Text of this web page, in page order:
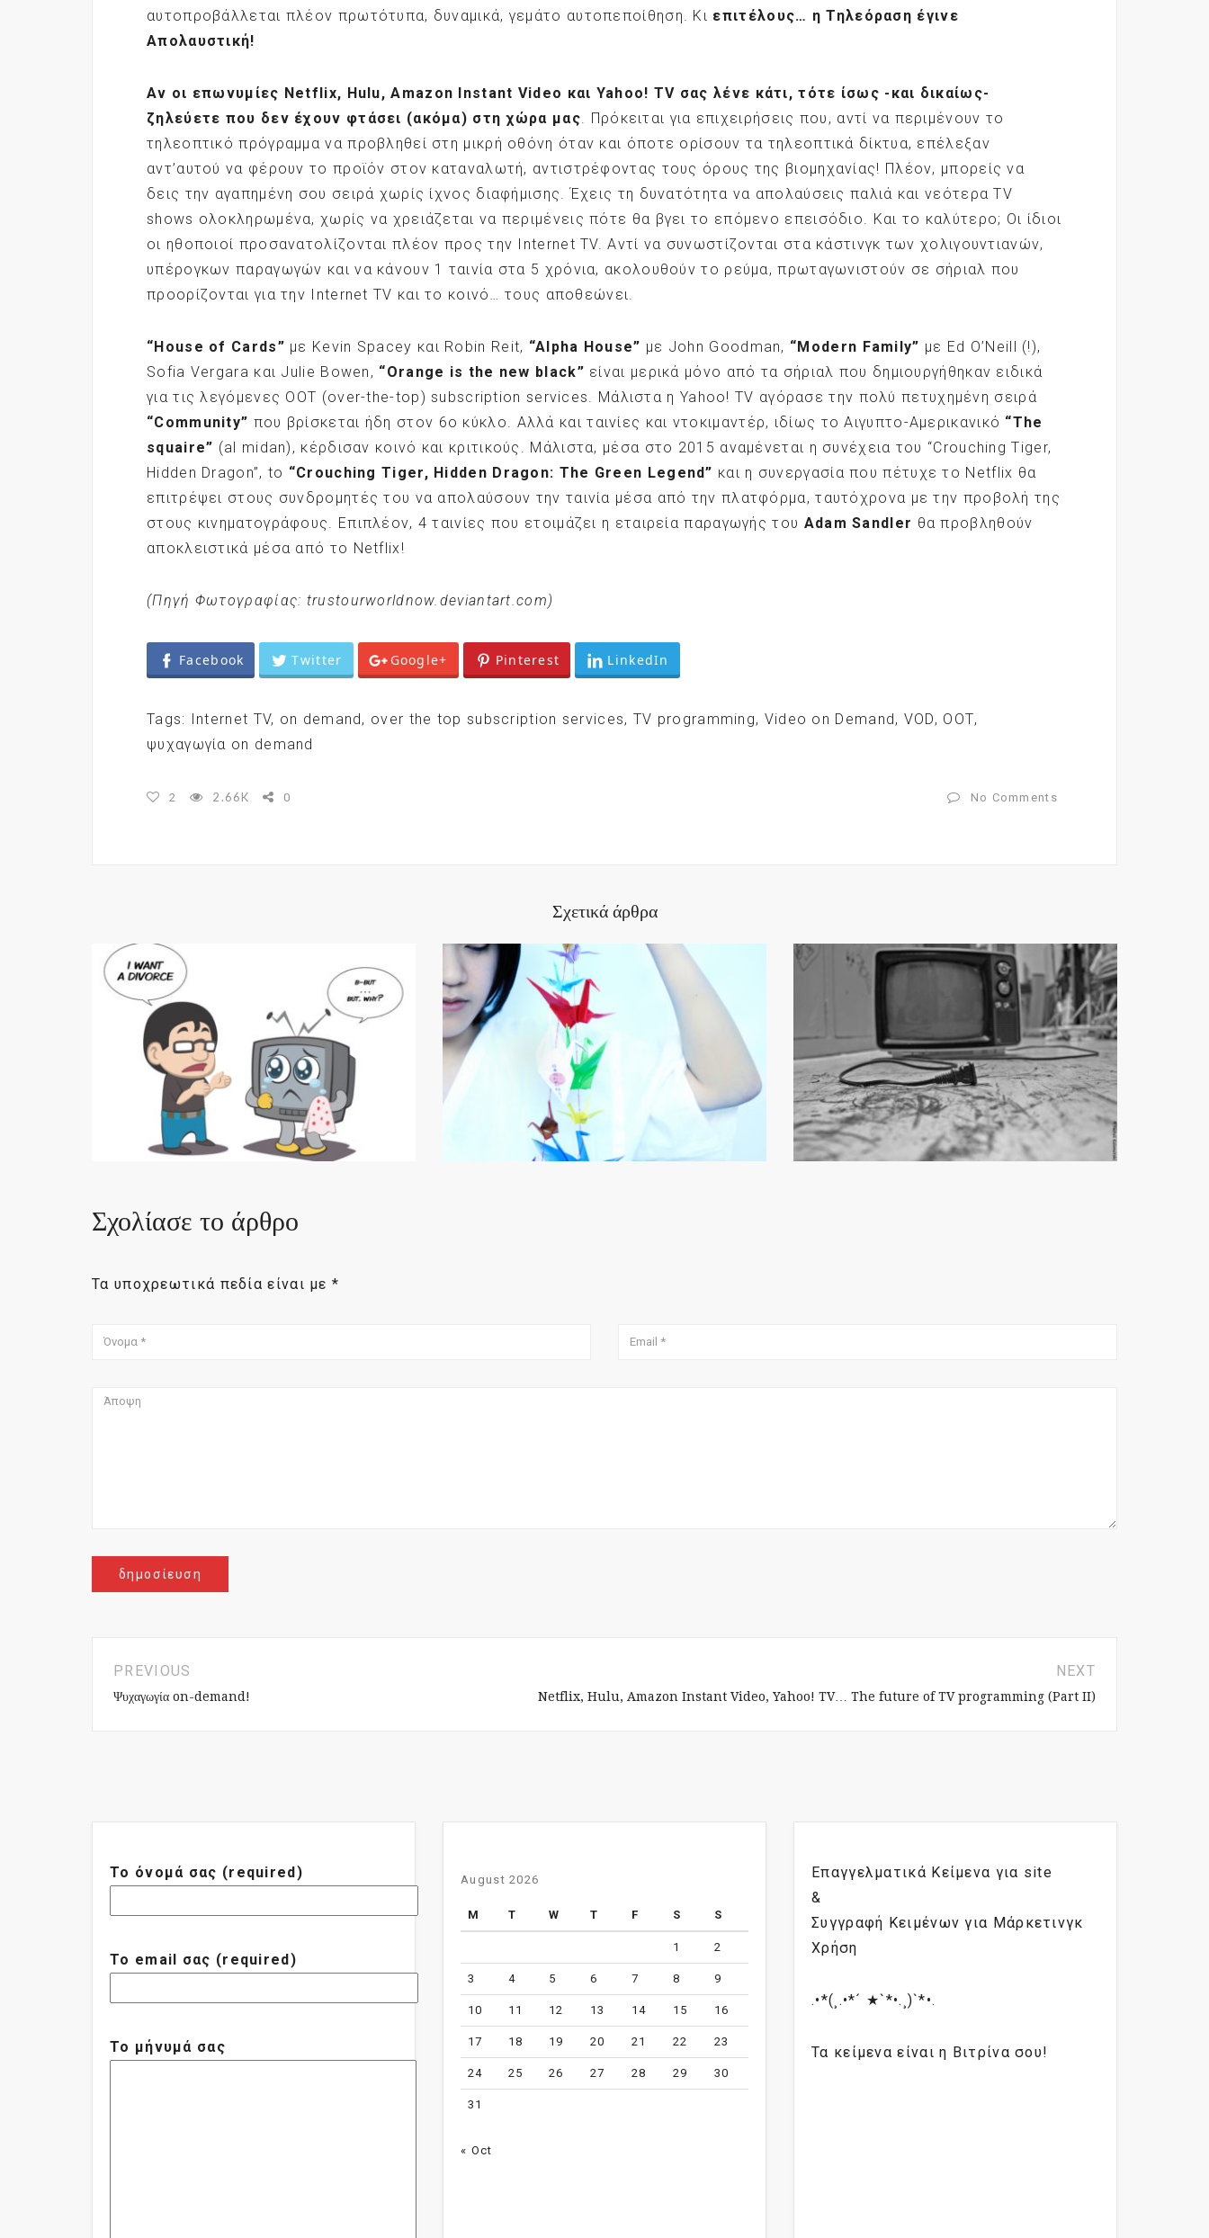
αυτοπροβάλλεται πλέον πρωτότυπα, δυναμικά, γεμάτο αυτοπεποίθηση. Κι επιτέλους… η Τηλεόραση έγινε
Απολαυστική!
Αν οι επωνυμίες Netflix, Hulu, Amazon Instant Video και Yahoo! TV σας λένε κάτι, τότε ίσως -και δικαίως-
ζηλεύετε που δεν έχουν φτάσει (ακόμα) στη χώρα μας. Πρόκειται για επιχειρήσεις που, αντί να περιμένουν το
τηλεοπτικό πρόγραμμα να προβληθεί στη μικρή οθόνη όταν και όποτε ορίσουν τα τηλεοπτικά δίκτυα, επέλεξαν
αντ’αυτού να φέρουν το προϊόν στον καταναλωτή, αντιστρέφοντας τους όρους της βιομηχανίας! Πλέον, μπορείς να
δεις την αγαπημένη σου σειρά χωρίς ίχνος διαφήμισης. Έχεις τη δυνατότητα να απολαύσεις παλιά και νεότερα TV
shows ολοκληρωμένα, χωρίς να χρειάζεται να περιμένεις πότε θα βγει το επόμενο επεισόδιο. Και το καλύτερο; Οι ίδιοι
οι ηθοποιοί προσανατολίζονται πλέον προς την Internet TV. Αντί να συνωστίζονται στα κάστινγκ των χολιγουντιανών,
υπέρογκων παραγωγών και να κάνουν 1 ταινία στα 5 χρόνια, ακολουθούν το ρεύμα, πρωταγωνιστούν σε σήριαλ που
προορίζονται για την Internet TV και το κοινό… τους αποθεώνει.
“House of Cards” με Kevin Spacey και Robin Reit, “Alpha House” με John Goodman, “Modern Family” με Ed O’Neill (!),
Sofia Vergara και Julie Bowen, “Orange is the new black” είναι μερικά μόνο από τα σήριαλ που δημιουργήθηκαν ειδικά
για τις λεγόμενες OOT (over-the-top) subscription services. Μάλιστα η Yahoo! TV αγόρασε την πολύ πετυχημένη σειρά
“Community” που βρίσκεται ήδη στον 6ο κύκλο. Αλλά και ταινίες και ντοκιμαντέρ, ιδίως το Αιγυπτο-Αμερικανικό “The
squaire” (al midan), κέρδισαν κοινό και κριτικούς. Μάλιστα, μέσα στο 2015 αναμένεται η συνέχεια του “Crouching Tiger,
Hidden Dragon”, to “Crouching Tiger, Hidden Dragon: The Green Legend” και η συνεργασία που πέτυχε το Netflix θα
επιτρέψει στους συνδρομητές του να απολαύσουν την ταινία μέσα από την πλατφόρμα, ταυτόχρονα με την προβολή της
στους κινηματογράφους. Επιπλέον, 4 ταινίες που ετοιμάζει η εταιρεία παραγωγής του Adam Sandler θα προβληθούν
αποκλειστικά μέσα από το Netflix!
(Πηγή Φωτογραφίας: trustourworldnow.deviantart.com)
Facebook Twitter Google+ Pinterest LinkedIn
Tags: Internet TV, on demand , over the top subscription services, TV programming, Video on Demand , VOD, ΟΟΤ,
ψυχαγωγία on demand
2 2.66K 0 No Comments
Σχετικά άρθρα
Σχολίασε το άρθρο
Τα υποχρεωτικά πεδία είναι με*
PREVIOUS
Ψυχαγωγία on-demand!
NEXT
Netflix, Hulu, Amazon Instant Video, Yahoo! TV… The future of TV programming (Part II)
Το όνομά σας (required)
Το email σας (required)
Το μήνυμά σας
August 2026
M T W T F S S
1 2
3 4 5 6 7 8 9
10 11 12 13 14 15 16
17 18 19 20 21 22 23
24 25 26 27 28 29 30
31
« Oct
Επαγγελματικά Κείμενα για site
&
Συγγραφή Κειμένων για Μάρκετινγκ
Χρήση
.•*(¸.•*´ ★`*•.¸)`*•.
Τα κείμενα είναι η Βιτρίνα σου!